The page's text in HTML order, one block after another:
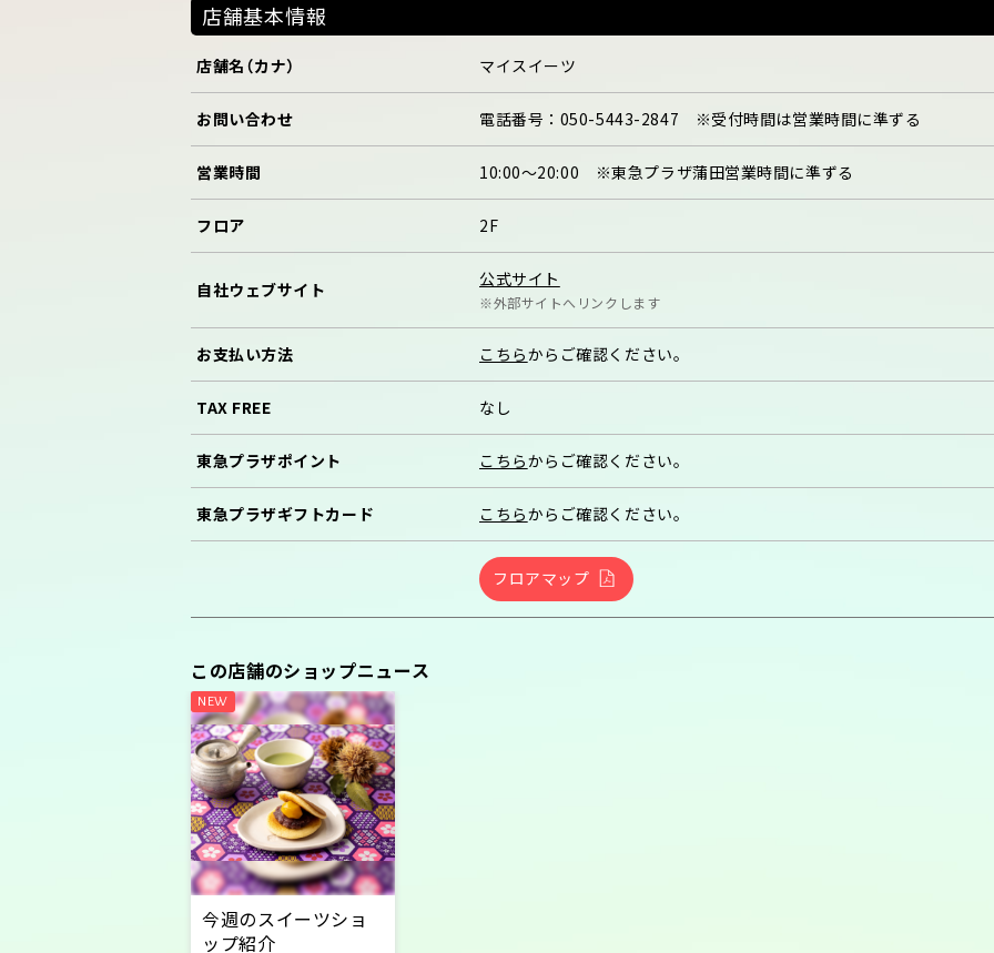
店舗基本情報
店舗名（カナ） マイスイーツ
お問い合わせ 電話番号： 050-5443-2847 ※受付時間は営業時間に準ずる
営業時間 10:00～20:00 ※東急プラザ蒲田営業時間に準ずる
フロア 2F
自社ウェブサイト 公式サイト
※外部サイトへリンクします
お支払い方法 こちらからご確認ください。
TAX FREE なし
東急プラザポイント こちらからご確認ください。
東急プラザギフトカード こちらからご確認ください。
フロアマップ
この店舗のショップニュース
今週のスイーツショ
ップ紹介